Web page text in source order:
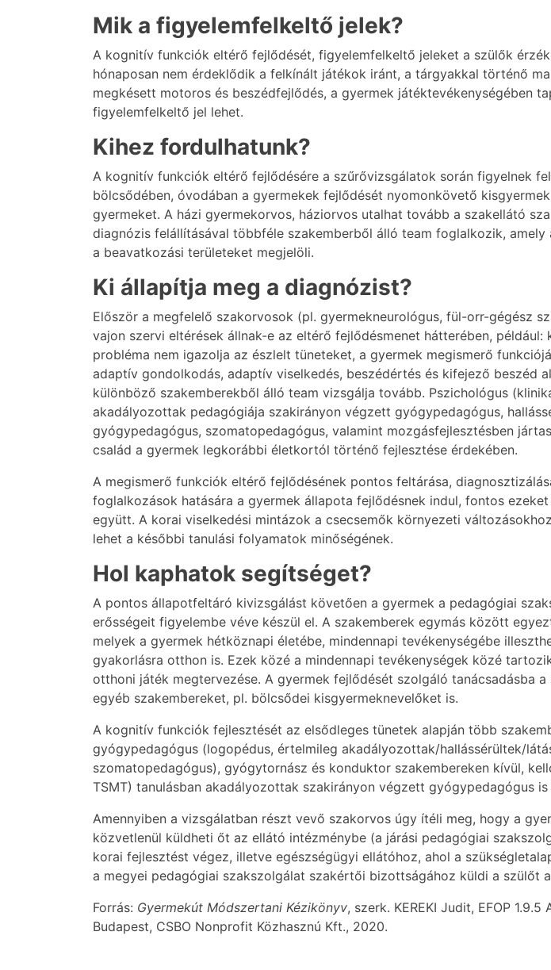
Mik a figyelemfelkeltő jelek?
A kognitív funkciók eltérő fejlődését, figyelemfelkeltő jeleket a szülők
hónaposan nem érdeklődik a felkínált játékok iránt, a tárgyakkal történő
megkésett motoros és beszédfejlődés, a gyermek játéktevékenységében
figyelemfelkeltő jel lehet.
Kihez fordulhatunk?
A kognitív funkciók eltérő fejlődésére a szűrővizsgálatok során figyelnek
bölcsődében, óvodában a gyermekek fejlődését nyomonkövető
gyermeket. A házi gyermekorvos, háziorvos utalhat tovább a szakellátó
diagnózis felállításával többféle szakemberből álló team foglalkozik,
a beavatkozási területeket megjelöli.
Ki állapítja meg a diagnózist?
Először a megfelelő szakorvosok (pl. gyermekneurológus, fül-orr-gégész
vajon szervi eltérések állnak-e az eltérő fejlődésmenet hátterében,
probléma nem igazolja az észlelt tüneteket, a gyermek megismerő
adaptív gondolkodás, adaptív viselkedés, beszédértés és kifejező beszéd
különböző szakemberekből álló team vizsgálja tovább. Pszichológus
akadályozottak pedagógiája szakirányon végzett gyógypedagógus,
gyógypedagógus, szomatopedagógus, valamint mozgásfejlesztésben
család a gyermek legkorábbi életkortól történő fejlesztése érdekében.
A megismerő funkciók eltérő fejlődésének pontos feltárása,
foglalkozások hatására a gyermek állapota fejlődésnek indul, fontos
együtt. A korai viselkedési mintázok a csecsemők környezeti
lehet a későbbi tanulási folyamatok minőségének.
Hol kaphatok segítséget?
A pontos állapotfeltáró kivizsgálást követően a gyermek a pedagógiai
erősségeit figyelembe véve készül el. A szakemberek egymás között
melyek a gyermek hétköznapi életébe, mindennapi tevékenységébe
gyakorlásra otthon is. Ezek közé a mindennapi tevékenységek közé
otthoni játék megtervezése. A gyermek fejlődését szolgáló tanácsadásba
egyéb szakembereket, pl. bölcsődei kisgyermeknevelőket is.
A kognitív funkciók fejlesztését az elsődleges tünetek alapján több
gyógypedagógus (logopédus, értelmileg akadályozottak/hallássérültek/
szomatopedagógus), gyógytornász és konduktor szakembereken kívül,
TSMT) tanulásban akadályozottak szakirányon végzett gyógypedagógus
Amennyiben a vizsgálatban részt vevő szakorvos úgy ítéli meg, hogy a
közvetlenül küldheti őt az ellátó intézménybe (a járási pedagógiai
korai fejlesztést végez, illetve egészségügyi ellátóhoz, ahol a
a megyei pedagógiai szakszolgálat szakértői bizottságához küldi a szülőt
Forrás: Gyermekút Módszertani Kézikönyv, szerk. KEREKI Judit, EFOP
Budapest, CSBO Nonprofit Közhasznú Kft., 2020.